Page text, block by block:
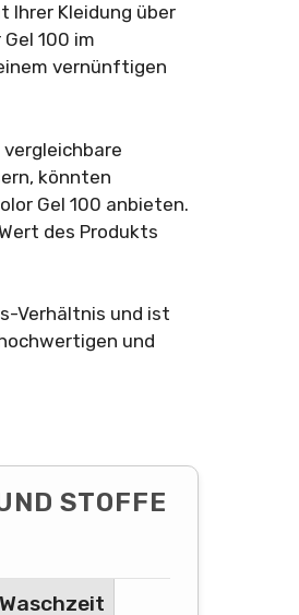
Ihrer Kleidung über
100 im
vernünftigen
könnten
Gel 100 anbieten.
des Produkts
Verhältnis und ist
und
STOFFE